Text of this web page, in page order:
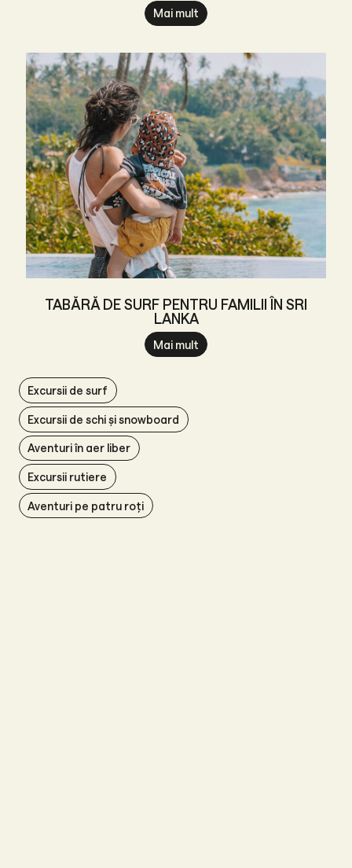
Mai mult
TABĂRĂ DE SURF PENTRU FAMILII ÎN SRI
LANKA
Mai mult
Excursii de surf
Excursii de schi și snowboard
Aventuri în aer liber
Excursii rutiere
Aventuri pe patru roți